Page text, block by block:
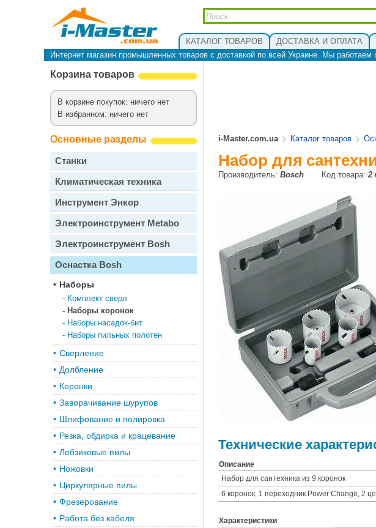
КАТАЛОГ ТОВАРОВ ДОСТАВКА И ОПЛАТА
Интернет магазин промышленных товаров с доставкой по всей Украине. Мы
Корзина товаров
В корзине покупок: ничего нет
В избранном: ничего нет
Основные разделы
Станки
Климатическая техника
Инструмент Энкор
Электроинструмент Metabo
Электроинструмент Bosh
Оснастка Bosh
• Наборы
- Комплект сверл
- Наборы коронок
- Наборы насадок-бит
- Наборы пильных полотен
• Сверление
• Долбление
• Коронки
• Заворачивание шурупов
• Шлифование и полировка
• Резка, обдирка и крацевание
• Лобзиковые пилы
• Ножовки
• Циркулярные пилы
• Фрезерование
• Работа без кабеля
i-Master.com.ua Каталог товаров
Набор для
Производитель: Bosch Код товара: 2
Технические
Описание
Набор для сантехника из 9 коронок
6 коронок, 1 переходник Power Change, 2
Характеристики